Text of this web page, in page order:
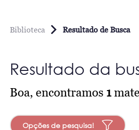
Biblioteca Resultado de Busca
Resultado da
Boa, encontramos 1
Opções de pesquisa!